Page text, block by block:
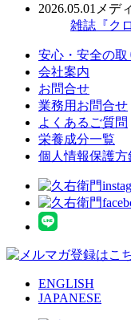
2026.05.01 メデ
雑誌『ク
安心・安全の取
会社案内
お問合せ
業務用お問合せ
よくあるご質問
栄養成分一覧
個人情報保護方
ENGLISH
JAPANESE